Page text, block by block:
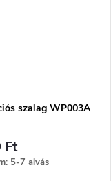
szalag WP003A
Ft
5-7 alvás